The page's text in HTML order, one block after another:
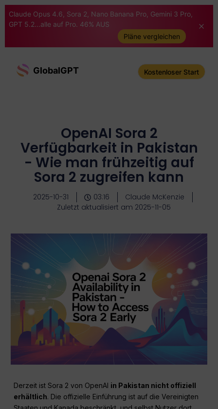
Claude Opus 4.6, Sora 2, Nano Banana Pro, Gemini 3 Pro,
GPT 5.2...alle auf Pro. 46% AUS
Pläne vergleichen
GlobalGPT Kostenloser Start
OpenAI Sora 2
Verfügbarkeit in Pakistan
- Wie man frühzeitig auf
Sora 2 zugreifen kann
2025-10-31 03:16
Claude McKenzie
Zuletzt aktualisiert am 2025-11-05
Derzeit ist Sora 2 von OpenAI in Pakistan nicht offiziell
erhältlich. Die offizielle Einführung ist auf die Vereinigten